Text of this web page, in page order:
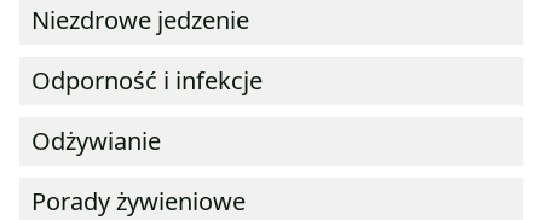
Niezdrowe jedzenie
Odporność i infekcje
Odżywianie
Porady żywieniowe